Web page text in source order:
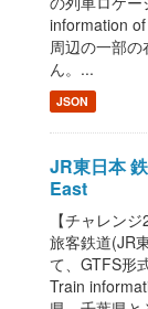
information
周辺の一部
ん。...
JSON
JR東日本
East
【チャレン
旅客鉄道(JR
て、GTFS形
Train